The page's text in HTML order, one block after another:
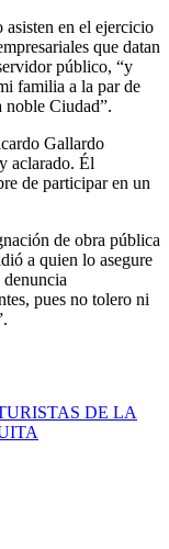
asisten en el ejercicio
que datan
público, “y
familia a la par de
noble Ciudad”.
Gallardo
aclarado. Él
de participar en un
de obra pública
a quien lo asegure
denuncia
pues no tolero ni
DE LA